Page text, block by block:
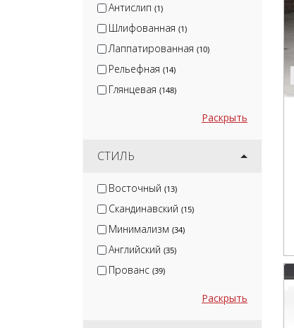
Антислип (1)
Шлифованная (1)
Лаппатированная (10)
Рельефная (14)
Глянцевая (148)
Раскрыть
СТИЛЬ
Восточный (13)
Скандинавский (15)
Минимализм (34)
Английский (35)
Прованс (39)
Раскрыть